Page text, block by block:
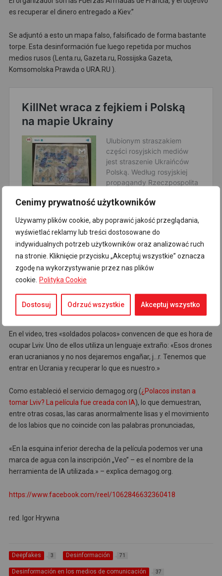
Cenimy prywatność użytkowników
Używamy plików cookie, aby poprawić jakość przeglądania,
wyświetlać reklamy lub treści dostosowane do
indywidualnych potrzeb użytkowników oraz analizować ruch
na stronie. Kliknięcie przycisku „Akceptuj wszystkie” oznacza
zgodę na wykorzystywanie przez nas plików
cookie.
Polityka Cookie
Dostosuj Odrzuć wszystkie Akceptuj wszystko
es recuperar el dinero entregado a Kiev.”
Se adjuntó a esto un mapa falso, falsificado de forma bastante
torpe. Esta desinformación fue luego repetida por muchos
medios rusos (Lenta.ru, Gazeta.ru, Rossijska Gazeta,
Komsomolska Prawda o URA.RU ).
En el video, tres «soldados polacos» convencen de que es hora de
ocupar Lviv. Uno de ellos utiliza un lenguaje extraño: «Esos drones
eran ucranianos y no nos dejaremos engañar, j…r. Tenemos que
entrar en Ucrania y recuperar lo que es nuestro.»
Como estableció el servicio demagog.org (¿Polacos instan a
tomar Lviv? La película fue creada con IA), lo que demuestran,
entre otras cosas, las caras anormalmente lisas y el movimiento
de los labios que no coincide con las palabras pronunciadas,
«En la esquina inferior derecha de la película podemos ver una
marca de agua con la inscripción „Veo” – es el nombre de la
herramienta de IA utilizada.» – explica demagog.org.
https://www.facebook.com/reel/1062846632360418
red. Igor Hrywna
Deepfakes 3 Desinformación 71
Desinformación en los medios de comunicación 37